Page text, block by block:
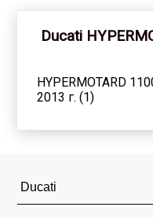
Ducati
HYPERMOTARD
2013 г. (1)
2009 г. (8)